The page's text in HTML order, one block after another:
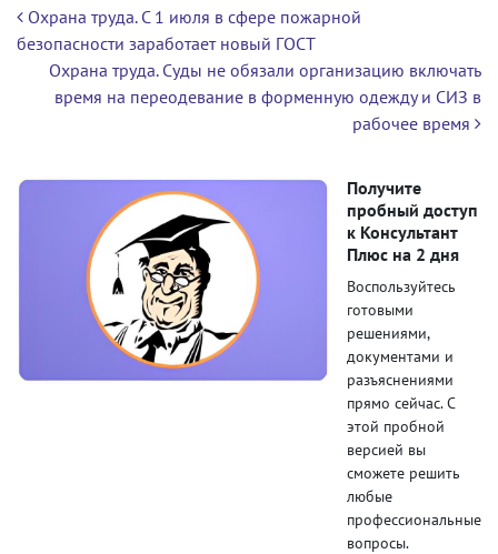
Навигация по записям
Охрана труда. С 1 июля в сфере пожарной
безопасности заработает новый ГОСТ
Охрана труда. Суды не обязали организацию включать
время на переодевание в форменную одежду и СИЗ в
рабочее время
Получите
пробный доступ
к Консультант
Плюс на 2 дня
Воспользуйтесь
готовыми
решениями,
документами и
разъяснениями
прямо сейчас. С
этой пробной
версией вы
сможете решить
любые
профессиональные
вопросы.